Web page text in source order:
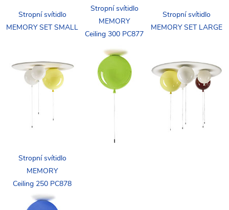
Stropní svítidlo
MEMORY SET SMALL
Stropní svítidlo
MEMORY
Ceiling 300 PC877
Stropní svítidlo
MEMORY SET LARGE
Stropní svítidlo
MEMORY
Ceiling 250 PC878